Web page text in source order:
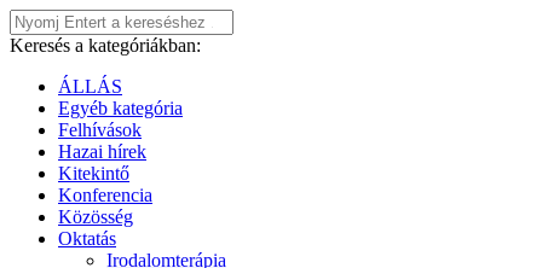
Keresés a kategóriákban:
ÁLLÁS
Egyéb kategória
Felhívások
Hazai hírek
Kitekintő
Konferencia
Közösség
Oktatás
Irodalomterápia